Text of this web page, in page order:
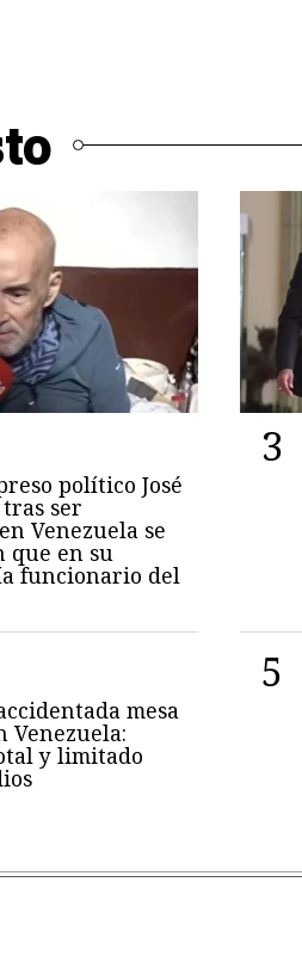
político José
ser
Venezuela se
que en su
funcionario del
3
mesa
Venezuela:
y limitado
5